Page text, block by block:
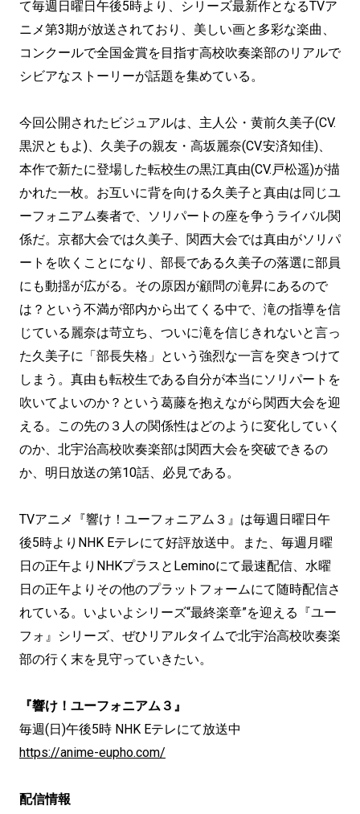
て毎週日曜日午後5時より、シリーズ最新作となるTVア
ニメ第3期が放送されており、美しい画と多彩な楽曲、
コンクールで全国金賞を目指す高校吹奏楽部のリアルで
シビアなストーリーが話題を集めている。
今回公開されたビジュアルは、主人公・黄前久美子(CV.
黒沢ともよ)、久美子の親友・高坂麗奈(CV.安済知佳)、
本作で新たに登場した転校生の黒江真由(CV.戸松遥)が描
かれた一枚。お互いに背を向ける久美子と真由は同じユ
ーフォニアム奏者で、ソリパートの座を争うライバル関
係だ。京都大会では久美子、関西大会では真由がソリパ
ートを吹くことになり、部長である久美子の落選に部員
にも動揺が広がる。その原因が顧問の滝昇にあるので
は？という不満が部内から出てくる中で、滝の指導を信
じている麗奈は苛立ち、ついに滝を信じきれないと言っ
た久美子に「部長失格」という強烈な一言を突きつけて
しまう。真由も転校生である自分が本当にソリパートを
吹いてよいのか？という葛藤を抱えながら関西大会を迎
える。この先の３人の関係性はどのように変化していく
のか、北宇治高校吹奏楽部は関西大会を突破できるの
か、明日放送の第10話、必見である。
TVアニメ『響け！ユーフォニアム３』は毎週日曜日午
後5時よりNHK Eテレにて好評放送中。また、毎週月曜
日の正午よりNHKプラスとLeminoにて最速配信、水曜
日の正午よりその他のプラットフォームにて随時配信さ
れている。いよいよシリーズ“最終楽章”を迎える『ユー
フォ』シリーズ、ぜひリアルタイムで北宇治高校吹奏楽
部の行く末を見守っていきたい。
『響け！ユーフォニアム３』
毎週(日)午後5時 NHK Eテレにて放送中
https://anime-eupho.com/
配信情報